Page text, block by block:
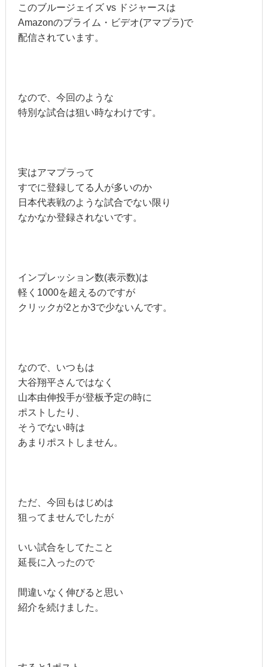
このブルージェイズ vs ドジャースは
Amazonのプライム・ビデオ(アマプラ)で
配信されています。
なので、今回のような
特別な試合は狙い時なわけです。
実はアマプラって
すでに登録してる人が多いのか
日本代表戦のような試合でない限り
なかなか登録されないです。
インプレッション数(表示数)は
軽く1000を超えるのですが
クリックが2とか3で少ないんです。
なので、いつもは
大谷翔平さんではなく
山本由伸投手が登板予定の時に
ポストしたり、
そうでない時は
あまりポストしません。
ただ、今回もはじめは
狙ってませんでしたが
いい試合をしてたこと
延長に入ったので
間違いなく伸びると思い
紹介を続けました。